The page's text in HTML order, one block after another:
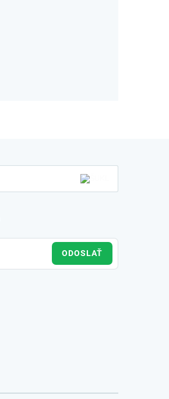
ODOSLAŤ